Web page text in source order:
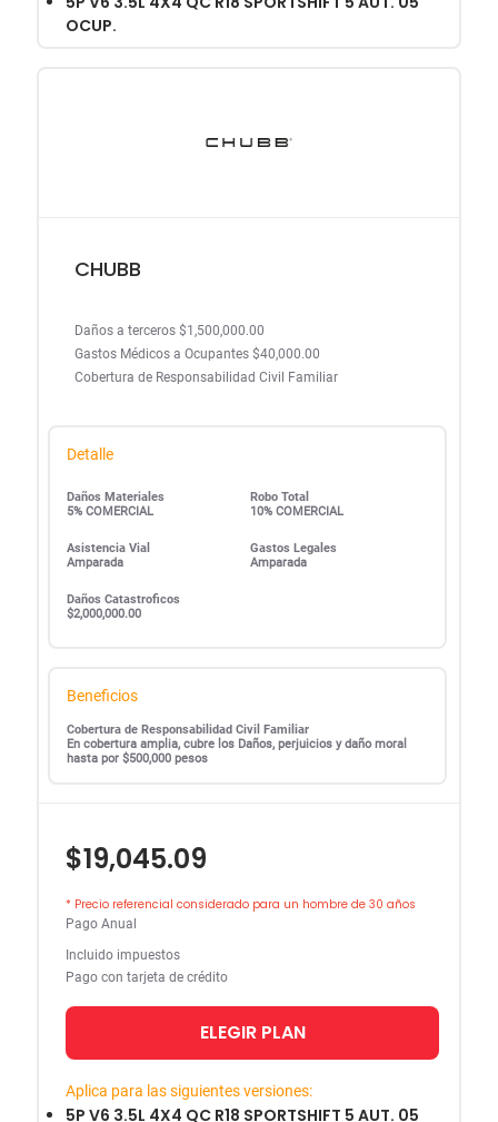
OCUP.
CHUBB
Daños a terceros $1,500,000.00
Gastos Médicos a Ocupantes $40,000.00
Cobertura de Responsabilidad Civil Familiar
Detalle
Daños Materiales
5% COMERCIAL
Robo Total
10% COMERCIAL
Asistencia Vial
Amparada
Gastos Legales
Amparada
Daños Catastroficos
$2,000,000.00
Beneficios
Cobertura de Responsabilidad Civil Familiar
En cobertura amplia, cubre los Daños, perjuicios y daño moral
hasta por $500,000 pesos
$19,045.09
* Precio referencial considerado para un hombre de 30 años
Pago Anual
Incluido impuestos
Pago con tarjeta de crédito
ELEGIR PLAN
Aplica para las siguientes versiones:
5P V6 3.5L 4X4 QC R18 SPORTSHIFT 5 AUT. 05